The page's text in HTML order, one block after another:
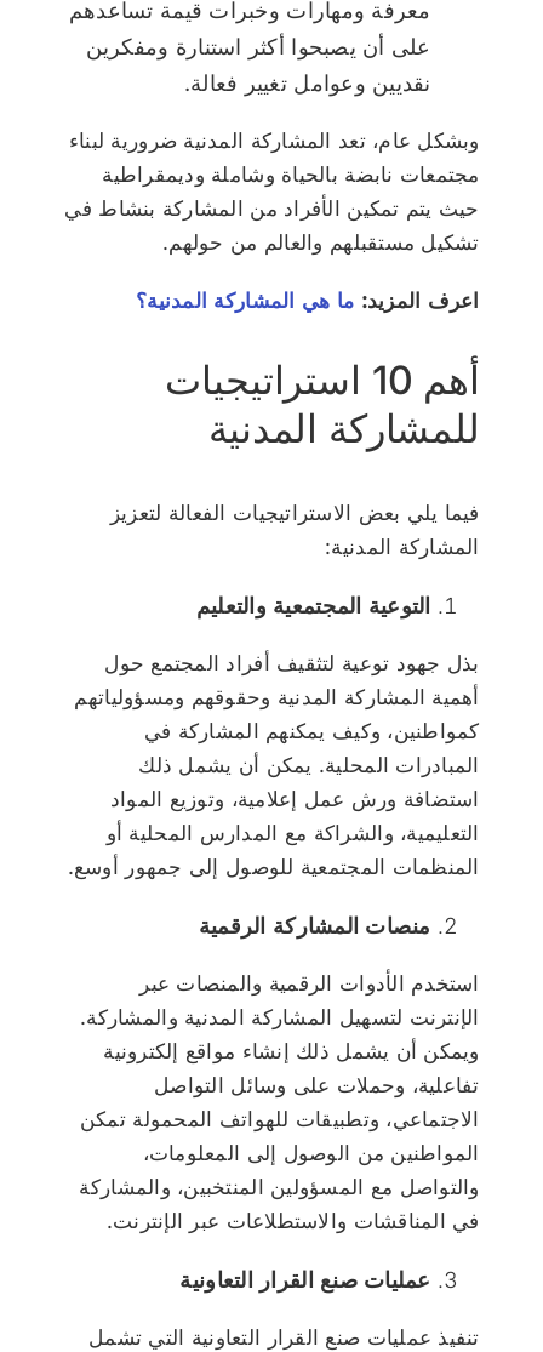
معرفة ومهارات وخبرات قيمة تساعدهم
على أن يصبحوا أكثر استنارة ومفكرين
نقديين وعوامل تغيير فعالة.
وبشكل عام، تعد المشاركة المدنية ضرورية لبناء
مجتمعات نابضة بالحياة وشاملة وديمقراطية
حيث يتم تمكين الأفراد من المشاركة بنشاط في
تشكيل مستقبلهم والعالم من حولهم.
اعرف المزيد: ما هي المشاركة المدنية؟
أهم 10 استراتيجيات
للمشاركة المدنية
فيما يلي بعض الاستراتيجيات الفعالة لتعزيز
المشاركة المدنية:
التوعية المجتمعية والتعليم
بذل جهود توعية لتثقيف أفراد المجتمع حول
أهمية المشاركة المدنية وحقوقهم ومسؤولياتهم
كمواطنين، وكيف يمكنهم المشاركة في
المبادرات المحلية. يمكن أن يشمل ذلك
استضافة ورش عمل إعلامية، وتوزيع المواد
التعليمية، والشراكة مع المدارس المحلية أو
المنظمات المجتمعية للوصول إلى جمهور أوسع.
منصات المشاركة الرقمية
استخدم الأدوات الرقمية والمنصات عبر
الإنترنت لتسهيل المشاركة المدنية والمشاركة.
ويمكن أن يشمل ذلك إنشاء مواقع إلكترونية
تفاعلية، وحملات على وسائل التواصل
الاجتماعي، وتطبيقات للهواتف المحمولة تمكن
المواطنين من الوصول إلى المعلومات،
والتواصل مع المسؤولين المنتخبين، والمشاركة
في المناقشات والاستطلاعات عبر الإنترنت.
عمليات صنع القرار التعاونية
تنفيذ عمليات صنع القرار التعاونية التي تشمل